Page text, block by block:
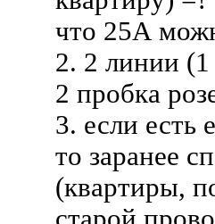
что 25А
2. 2 линии (1
2 пробка
3. если есть
то заранее
(квартиры,